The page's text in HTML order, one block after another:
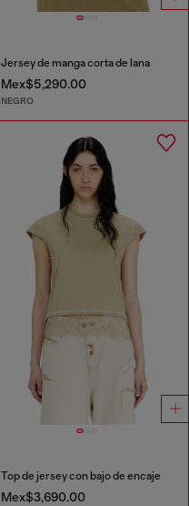
Jersey de manga corta de lana
Mex$5,290.00
NEGRO
Top de jersey con bajo de encaje
Mex$3,690.00